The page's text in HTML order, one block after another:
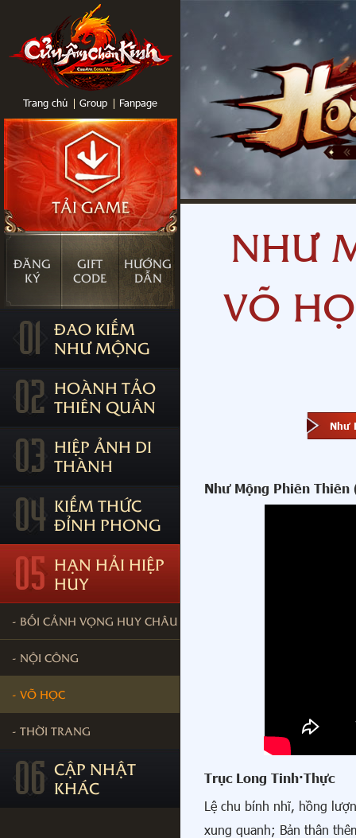
Trang chủ Group Fanpage
ĐĂNG
KÝ
GIFT
CODE
HƯỚNG
DẪN
01
ĐAO KIẾM
NHƯ MỘNG
02 HOÀNH TẢO
THIÊN QUÂN
03 HIỆP ẢNH DI
THÀNH
04 KIẾM THỨC
ĐỈNH PHONG
05 HẠN HẢI HIỆP
HUY
- BỐI CẢNH VỌNG HUY CHÂU
- NỘI CÔNG
- VÕ HỌC
- THỜI TRANG
06 CẬP NHẬT
KHÁC
NHƯ
VÕ
Như
Như Mộng Phiên
Trục Long Tinh·Thực
Lệ chu bính nhĩ, hồng
xung quanh; Bản thân